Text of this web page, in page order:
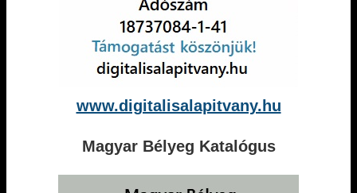
www.digitalisalapitvany.hu
Magyar Bélyeg Katalógus